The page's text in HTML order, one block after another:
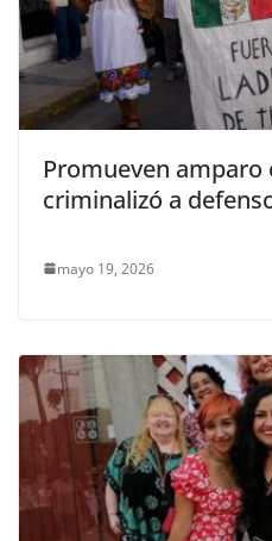
Promueven amparo
criminalizó a
mayo 19, 2026